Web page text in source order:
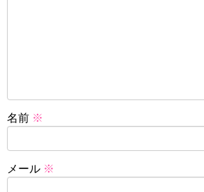
名前 ※
メール ※